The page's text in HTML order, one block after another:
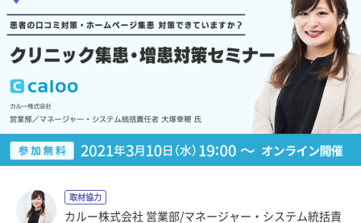
集患のコツ セミナー
取材協力
カルー株式会社 営業部/マネージャー・システム統括責